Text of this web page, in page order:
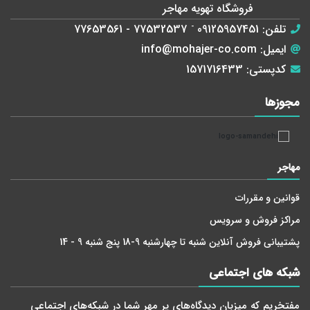
فروشگاه تهویه مهاجر
تلفن: 09125957451
-
77532537 - 77653561
ایمیل: info@mohajer-co.com
کدپستی: 1571716433
مجوز‌ها
مهاجر
قوانین و مقررات
مراکز فروش و سرویس
پشتیبانی فروش آنلاین شنبه تا چهارشنبه 9-18 پنج شنبه 9 - 14
شبکه های اجتماعی
مفتخریم که میزبان دید‌گاه‌های پر مهر شما در شبکه‌های اجتماعی